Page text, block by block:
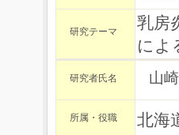
研究テーマ
乳房
によ
研究者氏名 山
所属・役職 北海